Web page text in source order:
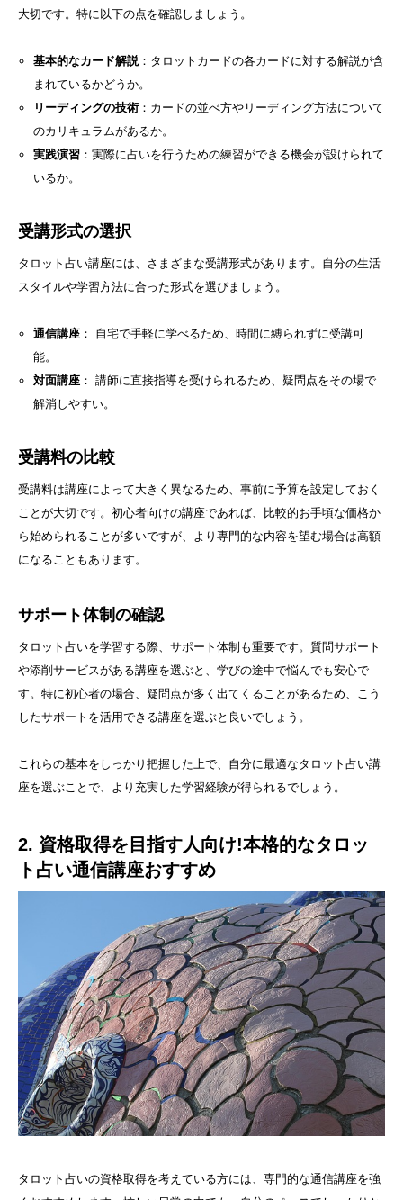
大切です。特に以下の点を確認しましょう。
基本的なカード解説：タロットカードの各カードに対する解説が含
まれているかどうか。
リーディングの技術：カードの並べ方やリーディング方法について
のカリキュラムがあるか。
実践演習：実際に占いを行うための練習ができる機会が設けられて
いるか。
受講形式の選択
タロット占い講座には、さまざまな受講形式があります。自分の生活
スタイルや学習方法に合った形式を選びましょう。
通信講座： 自宅で手軽に学べるため、時間に縛られずに受講可
能。
対面講座： 講師に直接指導を受けられるため、疑問点をその場で
解消しやすい。
受講料の比較
受講料は講座によって大きく異なるため、事前に予算を設定しておく
ことが大切です。初心者向けの講座であれば、比較的お手頃な価格か
ら始められることが多いですが、より専門的な内容を望む場合は高額
になることもあります。
サポート体制の確認
タロット占いを学習する際、サポート体制も重要です。質問サポート
や添削サービスがある講座を選ぶと、学びの途中で悩んでも安心で
す。特に初心者の場合、疑問点が多く出てくることがあるため、こう
したサポートを活用できる講座を選ぶと良いでしょう。
これらの基本をしっかり把握した上で、自分に最適なタロット占い講
座を選ぶことで、より充実した学習経験が得られるでしょう。
2. 資格取得を目指す人向け!本格的なタロッ
ト占い通信講座おすすめ
タロット占いの資格取得を考えている方には、専門的な通信講座を強